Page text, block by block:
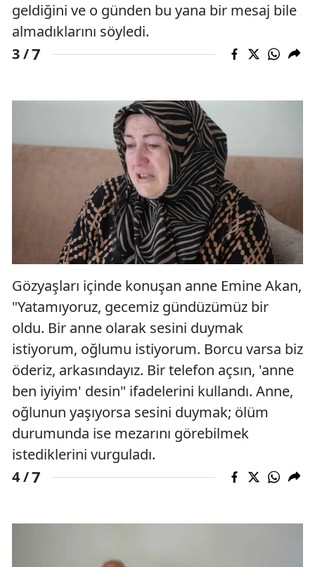
geldiğini ve o günden bu yana bir mesaj bile
almadıklarını söyledi.
3 /7
Gözyaşları içinde konuşan anne Emine Akan,
"Yatamıyoruz, gecemiz gündüzümüz bir
oldu. Bir anne olarak sesini duymak
istiyorum, oğlumu istiyorum. Borcu varsa biz
öderiz, arkasındayız. Bir telefon açsın, 'anne
ben iyiyim' desin" ifadelerini kullandı. Anne,
oğlunun yaşıyorsa sesini duymak; ölüm
durumunda ise mezarını görebilmek
istediklerini vurguladı.
4 /7